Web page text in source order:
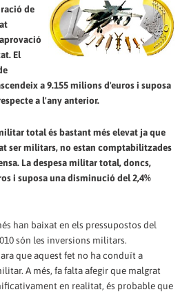
de
El
a 9.155 milions d'euros i suposa
a l'any anterior.
total és bastant més elevat ja que
ser militars, no estan comptabilitzades
La despesa militar total, doncs,
i suposa una disminució del 2,4%
han baixat en els pressupostos del
són les inversions militars.
que aquest fet no ha conduït a
A més, fa falta afegir que malgrat
en realitat, és probable que